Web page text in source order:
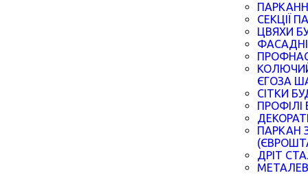
СЕКЦІЇ
ЦВЯХИ
ФАСАДНІ
ЄГОЗА
СІТКИ
ПРОФІЛІ
ПАРКАН
ДРІТ